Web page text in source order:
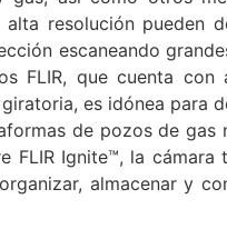
resolución pueden
escaneando
FLIR, que cuenta con
es idónea para
de pozos de gas
FLIR Ignite™, la cámara
almacenar y